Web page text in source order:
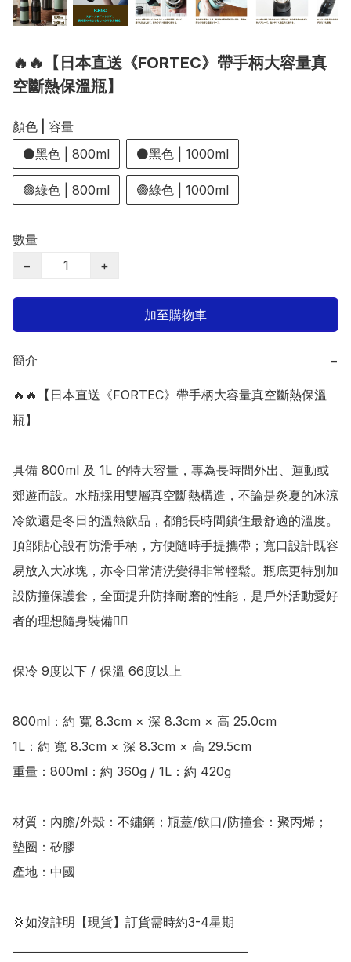
🔥🔥【日本直送《FORTEC》帶手柄大容量真
空斷熱保溫瓶】
顏色 | 容量
⚫黑色 | 800ml
⚫黑色 | 1000ml
🟢綠色 | 800ml 🟢綠色 | 1000ml
數量
−
+
加至購物車
簡介 −
🔥🔥【日本直送《FORTEC》帶手柄大容量真空斷熱保溫
瓶】
具備 800ml 及 1L 的特大容量，專為長時間外出、運動或
郊遊而設。水瓶採用雙層真空斷熱構造，不論是炎夏的冰涼
冷飲還是冬日的溫熱飲品，都能長時間鎖住最舒適的溫度。
頂部貼心設有防滑手柄，方便隨時手提攜帶；寬口設計既容
易放入大冰塊，亦令日常清洗變得非常輕鬆。瓶底更特別加
設防撞保護套，全面提升防摔耐磨的性能，是戶外活動愛好
者的理想隨身裝備👍🏻
保冷 9度以下 / 保溫 66度以上
800ml：約 寬 8.3cm × 深 8.3cm × 高 25.0cm
1L：約 寬 8.3cm × 深 8.3cm × 高 29.5cm
重量：800ml：約 360g / 1L：約 420g
材質：內膽/外殼：不鏽鋼；瓶蓋/飲口/防撞套：聚丙烯；
墊圈：矽膠
產地：中國
💢如沒註明【現貨】訂貨需時約3-4星期